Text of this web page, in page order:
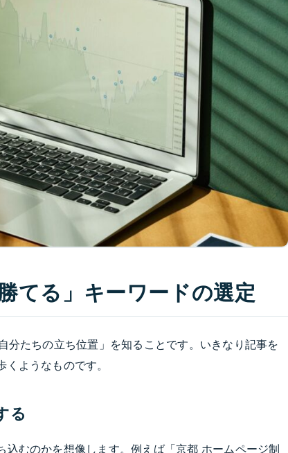
てる」キーワードの選定
分たちの立ち位置」を知ることです。いきなり記事を
ようなものです。
る
むのかを想像します。例えば「京都 ホームページ制